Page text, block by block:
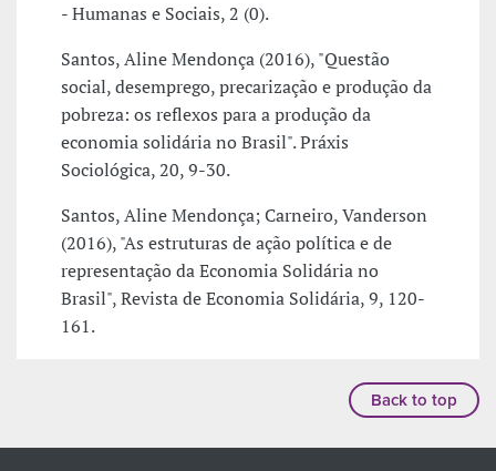
- Humanas e Sociais, 2 (0).
Santos, Aline Mendonça (2016), "Questão
social, desemprego, precarização e produção da
pobreza: os reflexos para a produção da
economia solidária no Brasil". Práxis
Sociológica, 20, 9-30.
Santos, Aline Mendonça; Carneiro, Vanderson
(2016), "As estruturas de ação política e de
representação da Economia Solidária no
Brasil", Revista de Economia Solidária, 9, 120-
161.
Back to top